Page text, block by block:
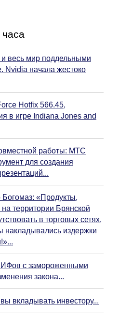
весь мир поддельными
Nvidia начала жестоко
Hotfix 566.45,
в игре Indiana Jones and
работы: МТС
для создания
Богомаз: «Продукты,
территории Брянской
в торговых сетях,
накладывались издержки
с замороженными
закона...
вкладывать инвестору...